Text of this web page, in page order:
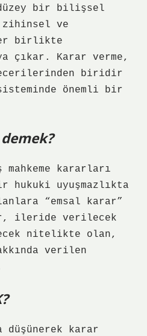
bir bilişsel
ve
birlikte
çıkar. Karar verme,
biridir
önemli bir
kararları
hukuki uyuşmazlıkta
“emsal karar”
ileride verilecek
nitelikte olan,
verilen
düşünerek karar